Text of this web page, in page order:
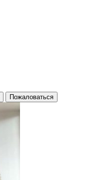
Пожаловаться